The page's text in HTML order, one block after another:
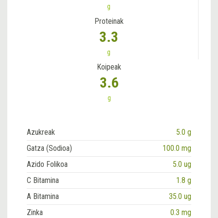
g
Proteinak
3.3
g
Koipeak
3.6
g
Azukreak
5.0 g
Gatza (Sodioa)
100.0 mg
Azido Folikoa
5.0 ug
C Bitamina
1.8 g
A Bitamina
35.0 ug
Zinka
0.3 mg